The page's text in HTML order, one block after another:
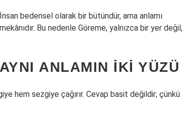
bedensel olarak bir bütündür, ama anlamı
Bu nedenle Göreme, yalnızca bir yer değil,
ANLAMIN İKI YÜZÜ
hem sezgiye çağırır. Cevap basit değildir; çünkü